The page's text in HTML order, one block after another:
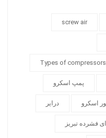
screw air
Types of compressors
پمپ اسکرو
اسکرو درایر
فشرده تبریز